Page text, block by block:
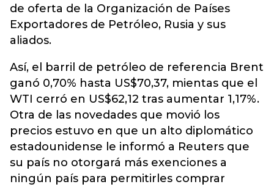
de oferta de la Organización de Países
Exportadores de Petróleo, Rusia y sus
aliados.
Así, el barril de petróleo de referencia Brent
ganó 0,70% hasta US$70,37, mientas que el
WTI cerró en US$62,12 tras aumentar 1,17%.
Otra de las novedades que movió los
precios estuvo en que un alto diplomático
estadounidense le informó a Reuters que
su país no otorgará más exenciones a
ningún país para permitirles comprar